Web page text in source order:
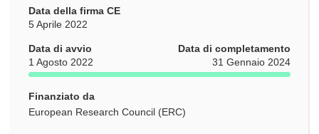
Data della firma CE
5 Aprile 2022
Data di avvio
1 Agosto 2022
Data di completamento
31 Gennaio 2024
Finanziato da
European Research Council (ERC)